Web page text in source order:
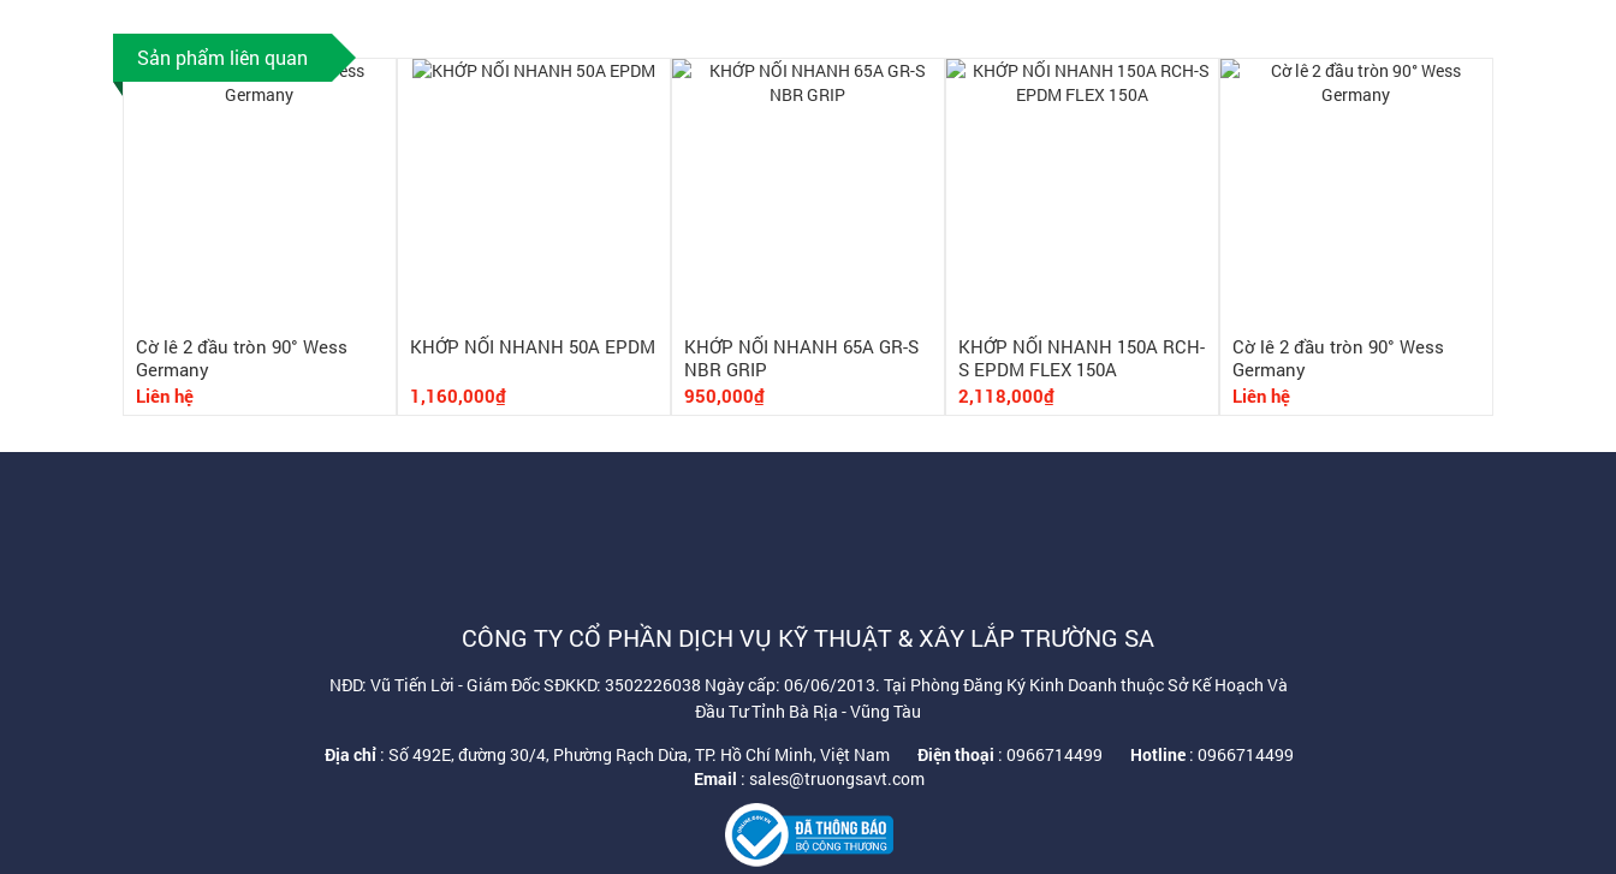
Sản phẩm liên quan
Cờ lê 2 đầu tròn 90° Wess
Germany
Liên hệ
KHỚP NỐI NHANH 50A EPDM
1,160,000₫
KHỚP NỐI NHANH 65A GR-S
NBR GRIP
950,000₫
KHỚP NỐI NHANH 150A RCH-
S EPDM FLEX 150A
2,118,000₫
Cờ lê 2 đầu tròn 90° Wess
Germany
Liên hệ
CÔNG TY CỔ PHẦN DỊCH VỤ KỸ THUẬT & XÂY LẮP TRƯỜNG SA
NĐD: Vũ Tiến Lời - Giám Đốc SĐKKD: 3502226038 Ngày cấp: 06/06/2013. Tại Phòng Đăng Ký Kinh Doanh thuộc Sở Kế Hoạch Và
Đầu Tư Tỉnh Bà Rịa - Vũng Tàu
Địa chỉ: Số 492E, đường 30/4, Phường Rạch Dừa, TP. Hồ Chí Minh, Việt Nam Điện thoại : 0966714499 Hotline: 0966714499
Email : sales@truongsavt.com